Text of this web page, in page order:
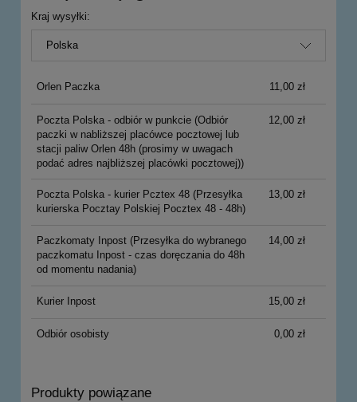
Kraj wysyłki:
Orlen Paczka 11,00 zł
Poczta Polska - odbiór w punkcie(Odbiór
paczki w nabliższej placówce pocztowej lub
stacji paliw Orlen 48h (prosimy w uwagach
podać adres najbliższej placówki pocztowej))
12,00 zł
Poczta Polska - kurier Pcztex 48(Przesyłka
kurierska Pocztay Polskiej Pocztex 48 - 48h)
13,00 zł
Paczkomaty Inpost(Przesyłka do wybranego
paczkomatu Inpost - czas doręczania do 48h
od momentu nadania)
14,00 zł
Kurier Inpost 15,00 zł
Odbiór osobisty 0,00 zł
Produkty powiązane